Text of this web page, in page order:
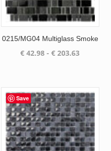
0215/MG04 Multiglass Smoke
€ 42.98 - € 203.63
€ 203.63
Save